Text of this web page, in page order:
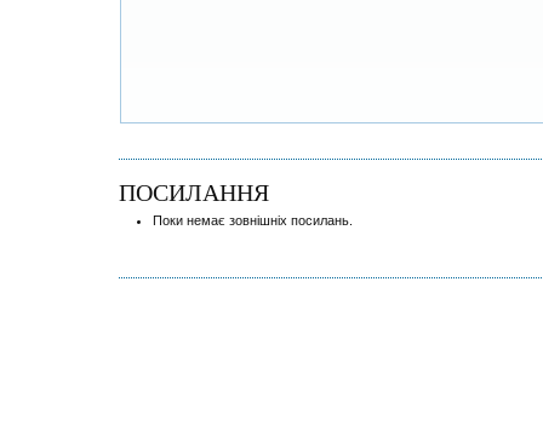
ПОСИЛАННЯ
Поки немає зовнішніх посилань.